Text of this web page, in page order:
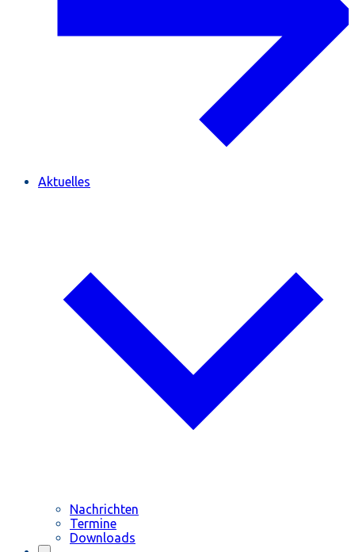
Aktuelles
Nachrichten
Termine
Downloads